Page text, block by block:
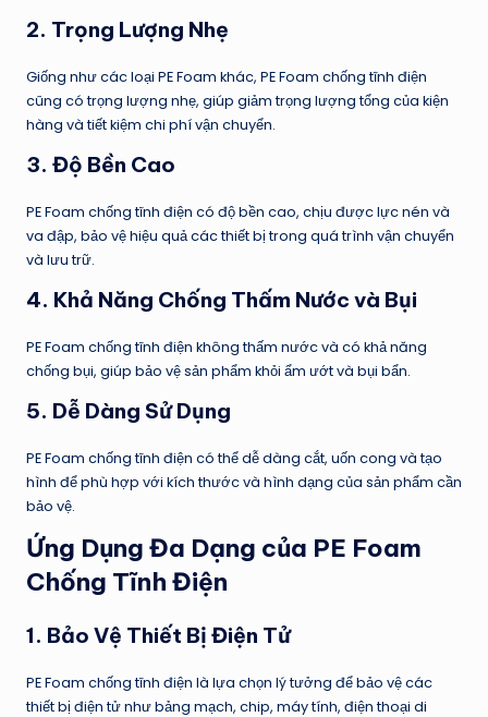
2. Trọng Lượng Nhẹ
Giống như các loại PE Foam khác, PE Foam chống tĩnh điện
cũng có trọng lượng nhẹ, giúp giảm trọng lượng tổng của kiện
hàng và tiết kiệm chi phí vận chuyển.
3. Độ Bền Cao
PE Foam chống tĩnh điện có độ bền cao, chịu được lực nén và
va đập, bảo vệ hiệu quả các thiết bị trong quá trình vận chuyển
và lưu trữ.
4. Khả Năng Chống Thấm Nước và Bụi
PE Foam chống tĩnh điện không thấm nước và có khả năng
chống bụi, giúp bảo vệ sản phẩm khỏi ẩm ướt và bụi bẩn.
5. Dễ Dàng Sử Dụng
PE Foam chống tĩnh điện có thể dễ dàng cắt, uốn cong và tạo
hình để phù hợp với kích thước và hình dạng của sản phẩm cần
bảo vệ.
Ứng Dụng Đa Dạng của PE Foam
Chống Tĩnh Điện
1. Bảo Vệ Thiết Bị Điện Tử
PE Foam chống tĩnh điện là lựa chọn lý tưởng để bảo vệ các
thiết bị điện tử như bảng mạch, chip, máy tính, điện thoại di